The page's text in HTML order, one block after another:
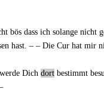
bös dass ich solange
hast. ‒ ‒ Die Cur hat mir
Dich dortbestimmt